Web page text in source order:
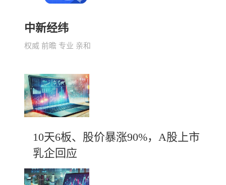
中新经纬
权威 前瞻 专业 亲和
10天6板、股价暴涨90%，A股上市
乳企回应